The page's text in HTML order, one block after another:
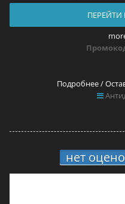
ПЕРЕЙТИ
Подробнее /
нет